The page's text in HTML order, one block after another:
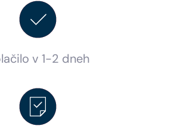
v 1-2 dneh